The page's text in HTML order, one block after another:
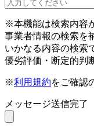
※本機能は検索内容
事業者情報の検索を
いかなる内容の検索
優劣評価・断定的判
※利用規約をご確認
メッセージ送信完了